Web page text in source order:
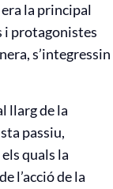
la principal
i protagonistes
s’integressin
llarg de la
passiu,
quals la
l’acció de la